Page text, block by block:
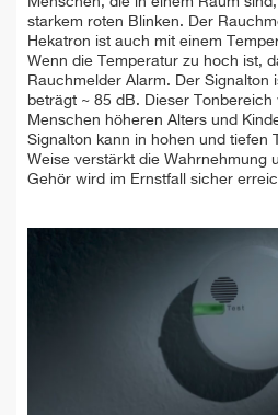
starkem roten Blinken. Der
Hekatron ist auch mit einem
Wenn die Temperatur zu hoch ist,
Rauchmelder Alarm. Der Signalton
beträgt ~ 85 dB. Dieser
Menschen höheren Alters und
Signalton kann in hohen und tiefen
Weise verstärkt die Wahrnehmung
Gehör wird im Ernstfall sicher